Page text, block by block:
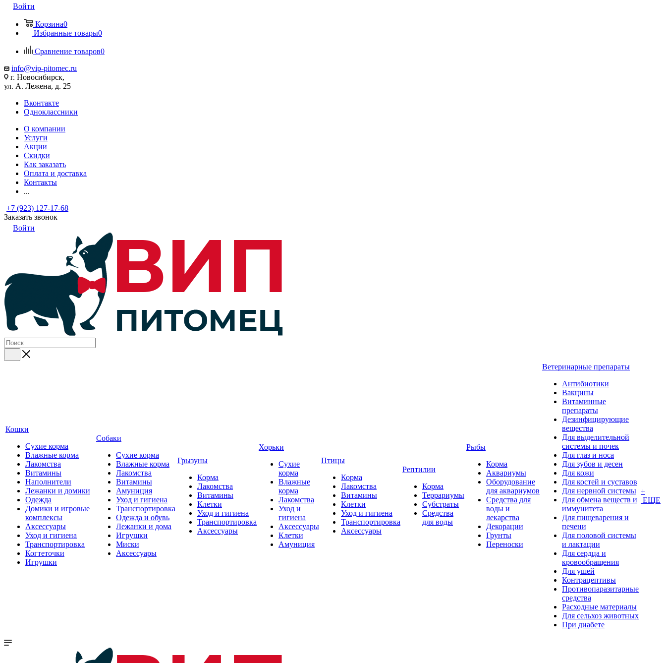
Войти
Корзина0
Избранные товары0
Сравнение товаров0
info@vip-pitomec.ru
г. Новосибирск,
ул. А. Лежена, д. 25
Вконтакте
Одноклассники
О компании
Услуги
Акции
Скидки
Как заказать
Оплата и доставка
Контакты
...
+7 (923) 127-17-68
Заказать звонок
Войти
Кошки
Сухие корма
Влажные корма
Лакомства
Витамины
Наполнители
Лежанки и домики
Одежда
Домики и игровые
комплексы
Аксессуары
Уход и гигиена
Транспортировка
Когтеточки
Игрушки
Собаки
Сухие корма
Влажные корма
Лакомства
Витамины
Амуниция
Уход и гигиена
Транспортировка
Одежда и обувь
Лежанки и дома
Игрушки
Миски
Аксессуары
Грызуны
Корма
Лакомства
Витамины
Клетки
Уход и гигиена
Транспортировка
Аксессуары
Хорьки
Сухие
корма
Влажные
корма
Лакомства
Уход и
гигиена
Аксессуары
Клетки
Амуниция
Птицы
Корма
Лакомства
Витамины
Клетки
Уход и гигиена
Транспортировка
Аксессуары
Рептилии
Корма
Террариумы
Субстраты
Средства
для воды
Рыбы
Корма
Аквариумы
Оборудование
для аквариумов
Средства для
воды и
лекарства
Декорации
Грунты
Переноски
Ветеринарные препараты
Антибиотики
Вакцины
Витаминные
препараты
Дезинфицирующие
вещества
Для выделительной
системы и почек
Для глаз и носа
Для зубов и десен
Для кожи
Для костей и суставов
Для нервной системы
Для обмена веществ и
иммунитета
Для пищеварения и
печени
Для половой системы
и лактации
Для сердца и
кровообращения
Для ушей
Контрацептивы
Противопаразитарные
средства
Расходные материалы
Для сельхоз животных
При диабете
+
ЕЩЕ